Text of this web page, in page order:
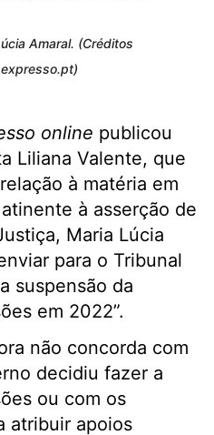
Amaral. (Créditos
online publicou
Liliana Valente, que
à matéria em
à asserção de
Maria Lúcia
para o Tribunal
suspensão da
em 2022”.
não concorda com
decidiu fazer a
ou com os
atribuir apoios